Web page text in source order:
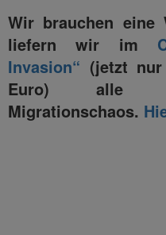
Wir brauchen eine
liefern wir im
Invasion“ (jetzt
Euro) alle
Migrationschaos.